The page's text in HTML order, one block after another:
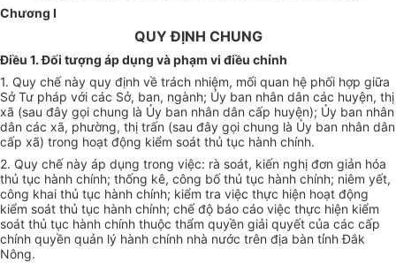
Chương I
QUY ĐỊNH CHUNG
Điều 1. Đối tượng áp dụng và phạm vi điều chỉnh
1. Quy chế này quy định về trách nhiệm, mối quan hệ phối hợp giữa
Sở Tư pháp với các Sở, ban, ngành; Ủy ban nhân dân các huyện, thị
xã (sau đây gọi chung là Ủy ban nhân dân cấp huyện); Ủy ban nhân
dân các xã, phường, thị trấn (sau đây gọi chung là Ủy ban nhân dân
cấp xã) trong hoạt động kiểm soát thủ tục hành chính.
2. Quy chế này áp dụng trong việc: rà soát, kiến nghị đơn giản hóa
thủ tục hành chính; thống kê, công bố thủ tục hành chính; niêm yết,
công khai thủ tục hành chính; kiểm tra việc thực hiện hoạt động
kiểm soát thủ tục hành chính; chế độ báo cáo việc thực hiện kiểm
soát thủ tục hành chính thuộc thẩm quyền giải quyết của các cấp
chính quyền quản lý hành chính nhà nước trên địa bàn tỉnh Đắk
Nông.